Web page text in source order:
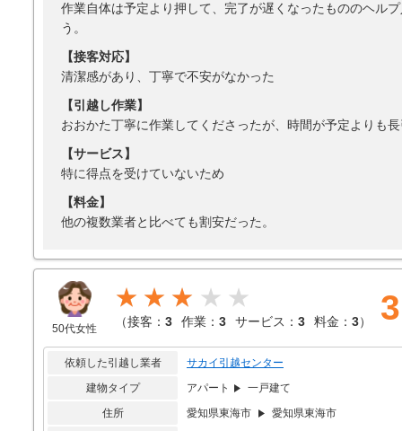
作業自体は予定より押して、完了が遅くなったもののヘル
う。
【接客対応】
清潔感があり、丁寧で不安がなかった
【引越し作業】
おおかた丁寧に作業してくださったが、時間が予定よりも
【サービス】
特に得点を受けていないため
【料金】
他の複数業者と比べても割安だった。
50代女性
★★★
（接客： 3 作業： 3 サービス： 3 料金： 3） 3
依頼した引越し業者
サカイ引越センター
建物タイプ
アパート
一戸建て
住所
愛知県東海市
愛知県東海市